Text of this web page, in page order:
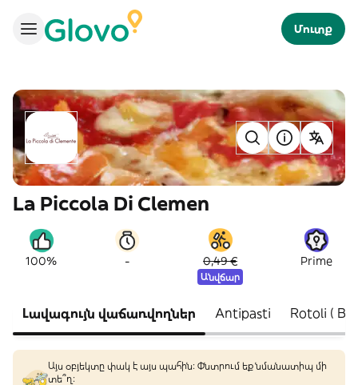
Մուտք
La Piccola Di Clemen
100% - 0,49 €
Անվճար
Prime
Լավագույն վաճառվողներ Antipasti Rotoli
Այս օբյեկտը փակ է այս պահին: Փնտրում եք նմանատիպ մի
տե՞ղ։